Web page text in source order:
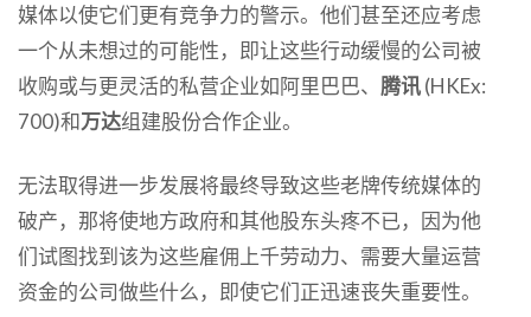
媒体以使它们更有竞争力的警示。他们甚至还应考虑
一个从未想过的可能性，即让这些行动缓慢的公司被
收购或与更灵活的私营企业如阿里巴巴、 腾讯(HKEx:
700)和万达组建股份合作企业。
无法取得进一步发展将最终导致这些老牌传统媒体的
破产，那将使地方政府和其他股东头疼不已，因为他
们试图找到该为这些雇佣上千劳动力、需要大量运营
资金的公司做些什么，即使它们正迅速丧失重要性。